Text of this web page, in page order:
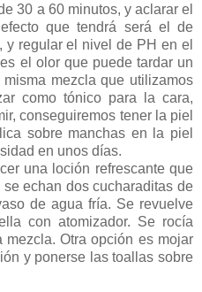
30 a 60 minutos, y aclarar el
que tendrá será el de
y regular el nivel de PH en el
el olor que puede tardar un
mezcla que utilizamos
como tónico para la cara,
conseguiremos tener la piel
sobre manchas en la piel
en unos días.
una loción refrescante que
echan dos cucharaditas de
de agua fría. Se revuelve
con atomizador. Se rocía
Otra opción es mojar
y ponerse las toallas sobre